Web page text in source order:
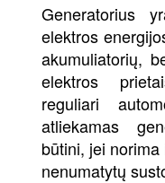
Generatorius
elektros
akumuliatorių,
elektros
reguliari
atliekamas
būtini, jei
nenumatytų